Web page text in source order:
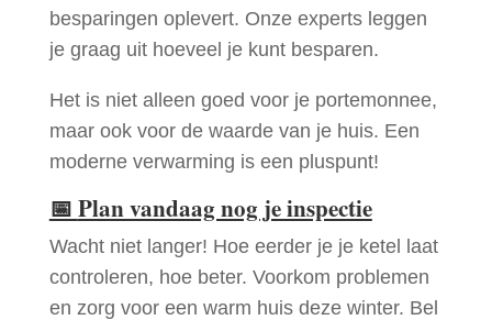
besparingen oplevert. Onze experts leggen
je graag uit hoeveel je kunt besparen.
Het is niet alleen goed voor je portemonnee,
maar ook voor de waarde van je huis. Een
moderne verwarming is een pluspunt!
📅 Plan vandaag nog je inspectie
Wacht niet langer! Hoe eerder je je ketel laat
controleren, hoe beter. Voorkom problemen
en zorg voor een warm huis deze winter. Bel